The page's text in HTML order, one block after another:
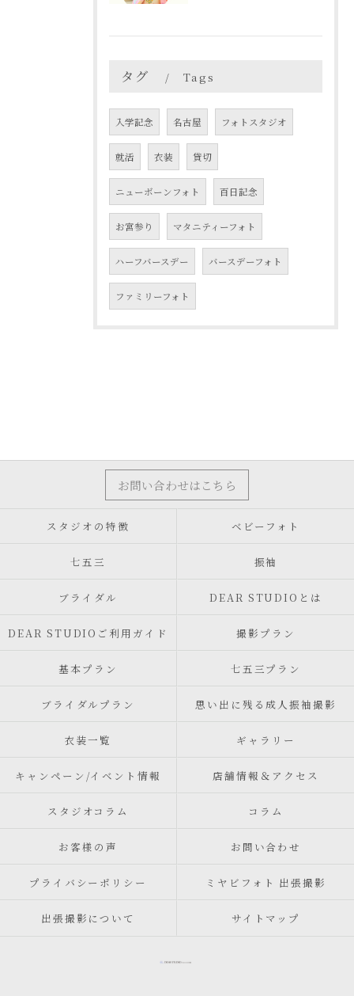
タグ Tags
入学記念 名古屋 フォトスタジオ
就活 衣装 貸切
ニューボーンフォト 百日記念
お宮参り マタニティーフォト
ハーフバースデー バースデーフォト
ファミリーフォト
お問い合わせはこちら
スタジオの特徴 ベビーフォト
七五三 振袖
ブライダル DEAR STUDIOとは
DEAR STUDIOご利用ガイド 撮影プラン
基本プラン 七五三プラン
ブライダルプラン 思い出に残る成人振袖撮影
衣装一覧 ギャラリー
キャンペーン/イベント情報 店舗情報＆アクセス
スタジオコラム コラム
お客様の声 お問い合わせ
プライバシーポリシー ミヤビフォト 出張撮影
出張撮影について サイトマップ